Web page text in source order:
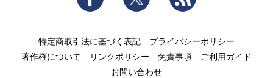
特定商取引法に基づく表記
プライバシーポリシー
著作権について
リンクポリシー 免責事項
ご利用ガイド
お問い合わせ